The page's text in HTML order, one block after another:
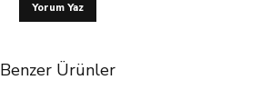
Yorum Yaz
Benzer Ürünler